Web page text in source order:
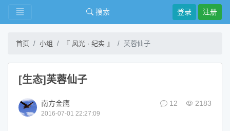
搜索 登录 注册
首页 小组 『 风光 · 纪实 』 芙蓉仙子
[生态] 芙蓉仙子
南方金鹰
2016-07-01 22:27:09
12 2183